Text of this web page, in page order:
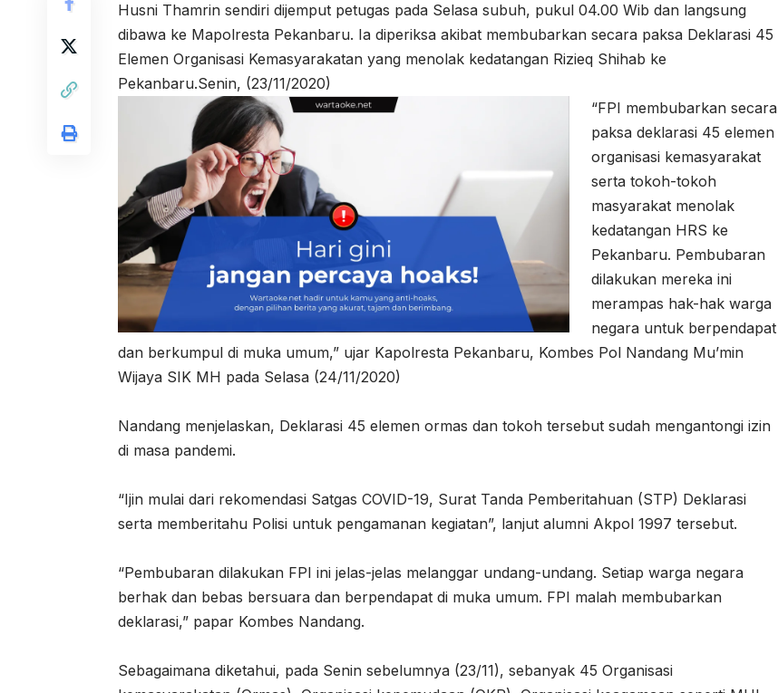
Husni Thamrin sendiri dijemput petugas pada Selasa subuh, pukul 04.00 Wib dan langsung
dibawa ke Mapolresta Pekanbaru. Ia diperiksa akibat membubarkan secara paksa Deklarasi 45
Elemen Organisasi Kemasyarakatan yang menolak kedatangan Rizieq Shihab ke
Pekanbaru.Senin, (23/11/2020)
“FPI membubarkan secara
paksa deklarasi 45 elemen
organisasi kemasyarakat
serta tokoh-tokoh
masyarakat menolak
kedatangan HRS ke
Pekanbaru. Pembubaran
dilakukan mereka ini
merampas hak-hak warga
negara untuk berpendapat
dan berkumpul di muka umum,” ujar Kapolresta Pekanbaru, Kombes Pol Nandang Mu’min
Wijaya SIK MH pada Selasa (24/11/2020)
Nandang menjelaskan, Deklarasi 45 elemen ormas dan tokoh tersebut sudah mengantongi izin
di masa pandemi.
“Ijin mulai dari rekomendasi Satgas COVID-19, Surat Tanda Pemberitahuan (STP) Deklarasi
serta memberitahu Polisi untuk pengamanan kegiatan”, lanjut alumni Akpol 1997 tersebut.
“Pembubaran dilakukan FPI ini jelas-jelas melanggar undang-undang. Setiap warga negara
berhak dan bebas bersuara dan berpendapat di muka umum. FPI malah membubarkan
deklarasi,” papar Kombes Nandang.
Sebagaimana diketahui, pada Senin sebelumnya (23/11), sebanyak 45 Organisasi